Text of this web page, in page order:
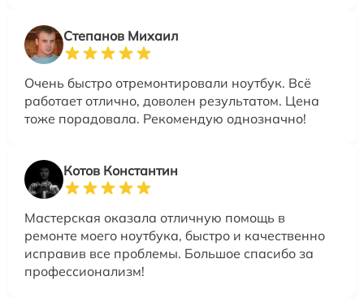
Степанов Михаил
Очень быстро отремонтировали ноутбук. Всё
работает отлично, доволен результатом. Цена
тоже порадовала. Рекомендую однозначно!
Котов Константин
Мастерская оказала отличную помощь в
ремонте моего ноутбука, быстро и качественно
исправив все проблемы. Большое спасибо за
профессионализм!